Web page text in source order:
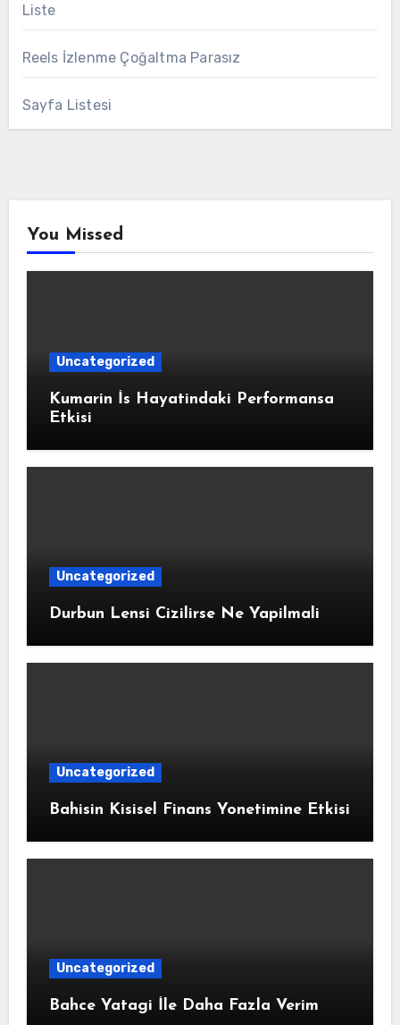
Liste
Reels İzlenme Çoğaltma Parasız
Sayfa Listesi
You Missed
Uncategorized
Kumarin İs Hayatindaki Performansa
Etkisi
Uncategorized
Durbun Lensi Cizilirse Ne Yapilmali
Uncategorized
Bahisin Kisisel Finans Yonetimine Etkisi
Uncategorized
Bahce Yatagi İle Daha Fazla Verim